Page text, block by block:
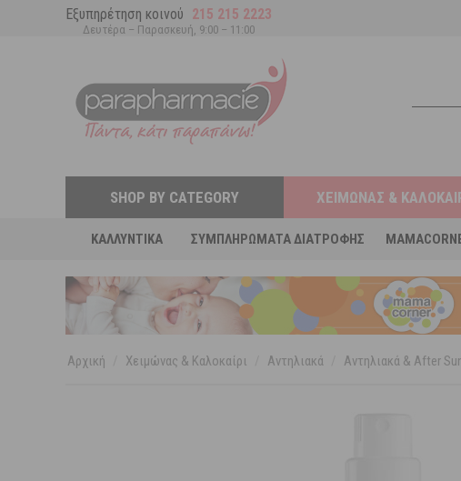
Εξυπηρέτηση κοινού 215 215 2223
Δευτέρα – Παρασκευή, 9:00 – 11:00
SHOP BY CATEGORY
ΚΑΛΛΥΝΤΙΚΆ ΣΥΜΠΛΗΡΏΜΑΤΑ ΔΙΑΤΡΟΦΉΣ
ΧΕΙΜΏΝΑΣ &
Αρχική Χειμώνας & Καλοκαίρι Αντηλιακά Αντηλιακά & After